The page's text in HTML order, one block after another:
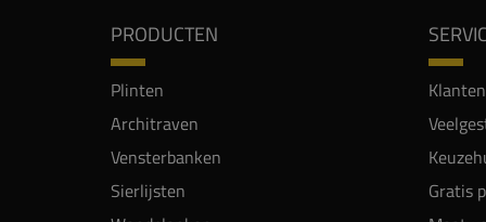
PRODUCTEN
Plinten
Architraven
Vensterbanken
Sierlijsten
Gratis